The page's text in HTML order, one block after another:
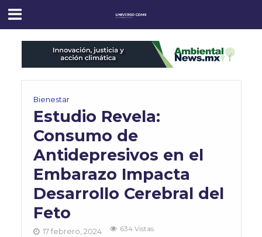
Bienestar
Estudio Revela:
Consumo de
Antidepresivos en el
Embarazo Impacta
Desarrollo Cerebral del
Feto
17 febrero, 2024 634 Vistas